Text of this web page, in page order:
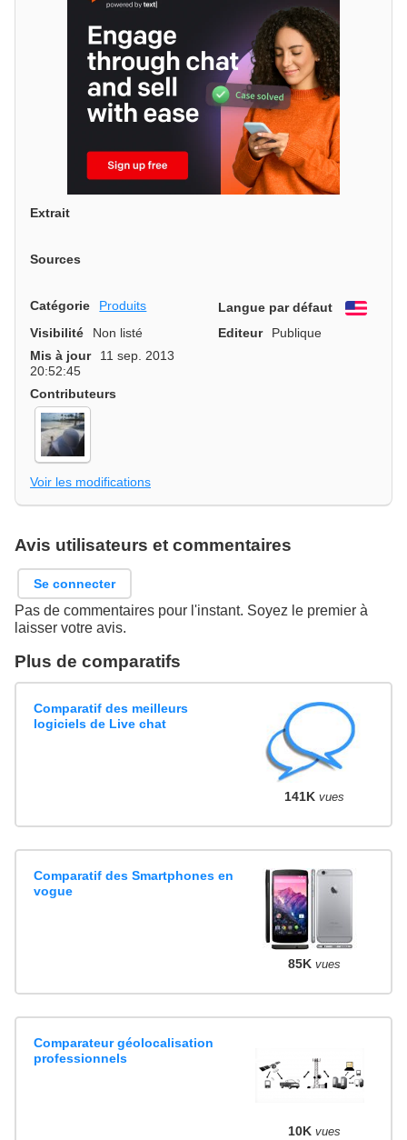
Extrait
Sources
Catégorie Produits Langue par défaut
Visibilité
Non listé Editeur
Publique
Mis à jour
11 sep. 2013
20:52:45
Contributeurs
Voir les modifications
Avis utilisateurs et commentaires
Se connecter
Pas de commentaires pour l'instant. Soyez le premier à
laisser votre avis.
Plus de comparatifs
Comparatif des meilleurs
logiciels de Live chat
141K vues
Comparatif des Smartphones en
vogue
85K vues
Comparateur géolocalisation
professionnels
10K vues